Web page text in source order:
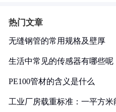
热门文章
无缝钢管的常用规格及壁厚
生活中常见的传感器有哪些呢
PE100管材的含义是什么
工业厂房载重标准：一平方